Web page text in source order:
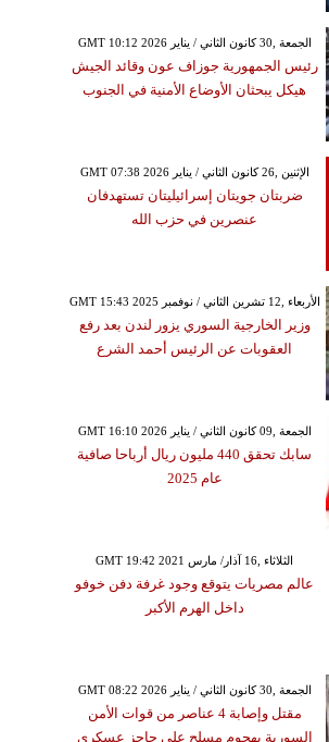
GMT 10:12 2026 الجمعة ,30 كانون الثاني / يناير
رئيس الجمهورية جوزاف عون وقائد الجيش
هيكل يبحثان الأوضاع الأمنية في الجنوب
GMT 07:38 2026 الإثنين ,26 كانون الثاني / يناير
ضربتان جويتان إسرائيليتان تستهدفان
عنصرين في حزب الله
GMT 15:43 2025 الأربعاء ,12 تشرين الثاني / نوفمبر
وزير الخارجية السوري يزور لندن بعد رفع
العقوبات عن الرئيس أحمد الشرع
GMT 16:10 2026 الجمعة ,09 كانون الثاني / يناير
سابك تحقق 440 مليون ريال أرباحا صافية
عام 2025
GMT 19:42 2021 الثلاثاء ,16 آذار/ مارس
عالم مصريات يتوقع وجود غرفة دفن خوفو
داخل الهرم الأكبر
GMT 08:22 2026 الجمعة ,30 كانون الثاني / يناير
مقتل وإصابة 4 عناصر من قوات الأمن
السورية بهجوم مسلح على حاجز عسكري